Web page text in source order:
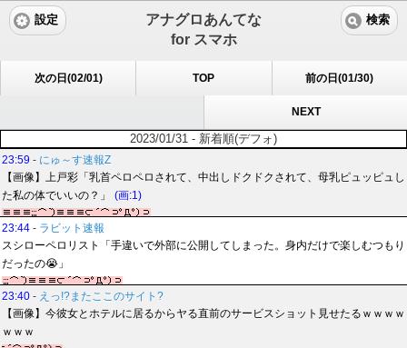
アナグロあんてな
for スマホ
設定 検索
次の日(02/01) TOP 前の日(01/30)
NEXT
2023/01/31 - 新着順(デフォ)
23:59 - にゅ～す速報Z
【画像】上戸彩「乳首ペロペロされて、中出しドクドクされて、母乳ピュッピュし
た私の体でいいの？」
(画:1)
23:44 - ラビット速報
スシローペロリスト「手違いで外部に公開してしまった。身内だけで楽しむつもり
だったの😭」
23:40 - えっ!?またここのサイト?
【画像】今彼女とホテルに居るからヤる直前のサービスショット見せたるｗｗｗｗ
ｗｗｗ